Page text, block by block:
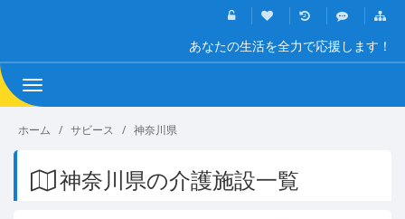
あなたの生活を全力で応援します！
Toggle
navigation
ホーム サビース 神奈川県
神奈川県の介護施設一覧